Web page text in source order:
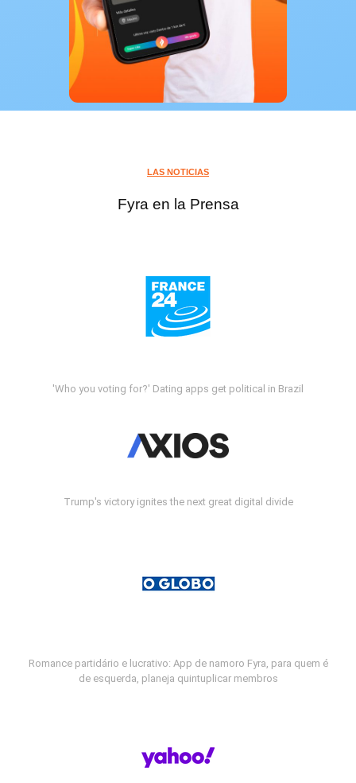
LAS NOTICIAS
Fyra en la Prensa
'Who you voting for?' Dating apps get political in Brazil
Trump's victory ignites the next great digital divide
Romance partidário e lucrativo: App de namoro Fyra, para quem é
de esquerda, planeja quintuplicar membros